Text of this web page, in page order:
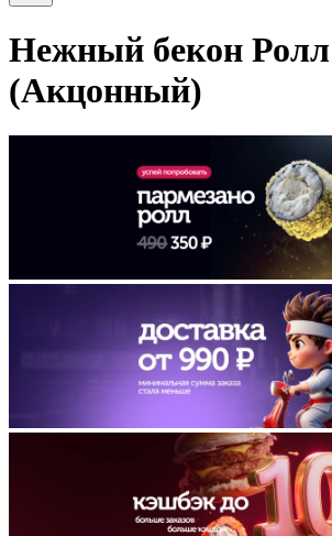
Нежный бекон Ролл
(Акцонный)